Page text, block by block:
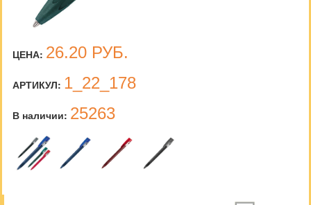
ЦЕНА: 26.20 РУБ.
АРТИКУЛ: 1_22_178
В наличии: 25263